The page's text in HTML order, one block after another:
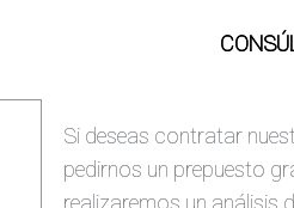
Si deseas contratar
pedirnos un prepuesto
realizaremos un análisis